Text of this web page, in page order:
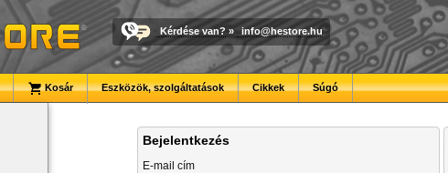
Kérdése van? » info@hestore.hu
Kosár Eszközök, szolgáltatások Cikkek Súgó
Bejelentkezés
E-mail cím